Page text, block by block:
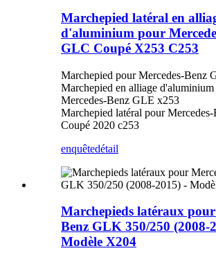
Marchepied latéral en
d'aluminium pour
GLC Coupé X253 C253
Marchepied pour Mercedes-Benz
Marchepied en alliage
Mercedes-Benz GLE x253
Marchepied latéral pour
Coupé 2020 c253
enquêtedétail
Marchepieds latéraux pour
Benz GLK 350/250 (2008-
Modèle X204